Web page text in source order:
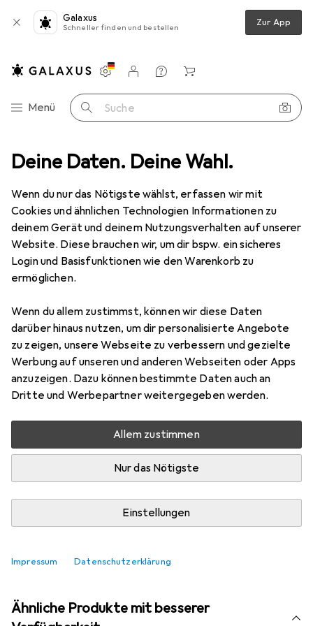
Deine Daten. Deine Wahl.
Wenn du nur das Nötigste wählst, erfassen wir mit
Cookies und ähnlichen Technologien Informationen zu
deinem Gerät und deinem Nutzungsverhalten auf unserer
Website. Diese brauchen wir, um dir bspw. ein sicheres
Login und Basisfunktionen wie den Warenkorb zu
ermöglichen.
Wenn du allem zustimmst, können wir diese Daten
darüber hinaus nutzen, um dir personalisierte Angebote
zu zeigen, unsere Webseite zu verbessern und gezielte
Werbung auf unseren und anderen Webseiten oder Apps
anzuzeigen. Dazu können bestimmte Daten auch an
Dritte und Werbepartner weitergegeben werden.
Allem zustimmen
Nur das Nötigste
Einstellungen
Impressum Datenschutzerklärung
Galaxus
Schneller finden und bestellen Zur App
Navigation nach Kategorien
Menü Suche
Einstellungen
Kundenkonto
Vergleichslisten
Merklisten
Warenkorb
5-50 User Enterprise CorelSure Maintenance 1 Year Renewal (ML)
2 Bilder
CorelCORELDRAW Graphics Suite 5-
50 User Enterprise CorelSure
Maintenance 1 Year Renewal (ML)
1 User, 12 Monate
Bewertungen
Benachrichtigen, wenn lieferbar
Vergleichen Merken
Kostenloser Versand ab 30,– i
Ähnliche Produkte mit besserer